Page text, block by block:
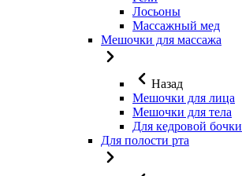
Лосьоны
Массажный мед
Мешочки для массажа
Назад
Мешочки для лица
Мешочки для тела
Для кедровой бочки
Для полости рта